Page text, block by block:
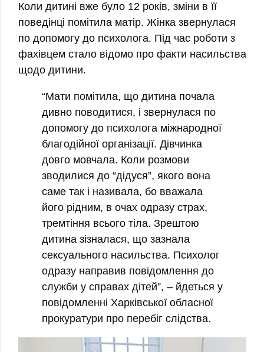
Коли дитині вже було 12 років, зміни в її
поведінці помітила матір. Жінка звернулася
по допомогу до психолога. Під час роботи з
фахівцем стало відомо про факти насильства
щодо дитини.
“Мати помітила, що дитина почала
дивно поводитися, і звернулася по
допомогу до психолога міжнародної
благодійної організації. Дівчинка
довго мовчала. Коли розмови
зводилися до “дідуся”, якого вона
саме так і називала, бо вважала
його рідним, в очах одразу страх,
тремтіння всього тіла. Зрештою
дитина зізналася, що зазнала
сексуального насильства. Психолог
одразу направив повідомлення до
служби у справах дітей”, – йдеться у
повідомленні Харківської обласної
прокуратури про перебіг слідства.